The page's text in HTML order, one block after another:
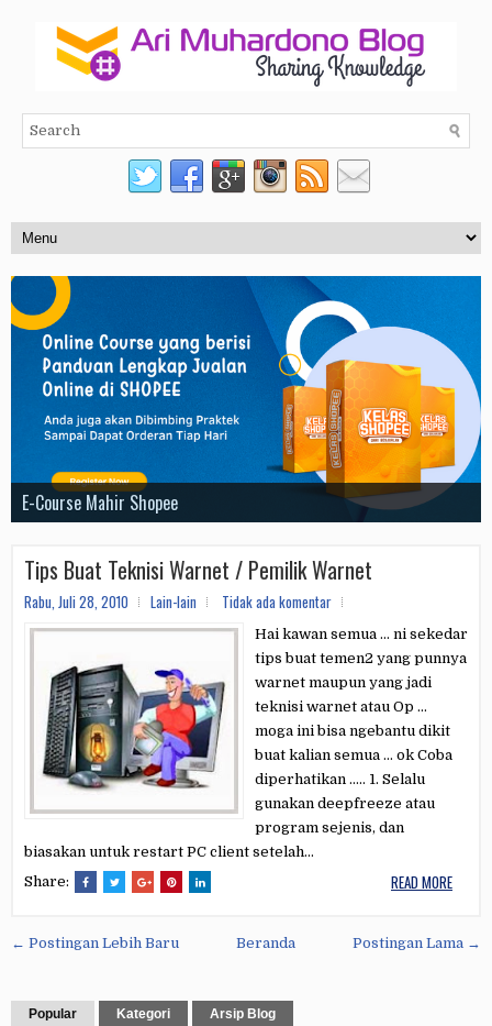
Visual AI
E-Course Mahir Shopee
Jago Edit Video Capcut
Tools Whatsapp Sender
E-Course Elite Membership
E-Course CANVA
Tips Buat Teknisi Warnet / Pemilik Warnet
Rabu, Juli 28, 2010 Lain-lain Tidak ada komentar
Hai kawan semua … ni sekedar
tips buat temen2 yang punnya
warnet maupun yang jadi
teknisi warnet atau Op …
moga ini bisa ngebantu dikit
buat kalian semua … ok Coba
diperhatikan ….. 1. Selalu
gunakan deepfreeze atau
program sejenis, dan
biasakan untuk restart PC client setelah...
Share:
READ MORE
← Postingan Lebih Baru Postingan Lama →
Beranda
Popular Kategori Arsip Blog